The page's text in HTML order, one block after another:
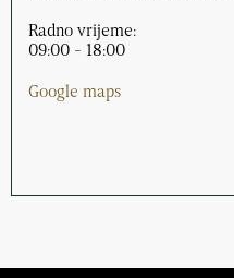
Radno vrijeme:
09:00 - 18:00
Google maps